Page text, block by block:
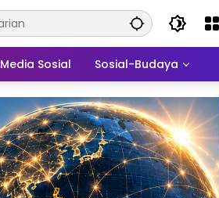
Media Sosial Sosial-Budaya